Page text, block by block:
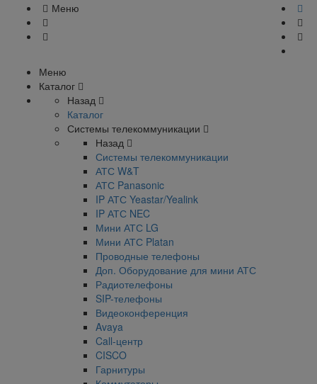
Меню
Меню
Каталог
Назад
Каталог
Системы телекоммуникации
Назад
Системы телекоммуникации
АТС W&T
АТС Panasonic
IP АТС Yeastar/Yealink
IP АТС NEC
Мини АТС LG
Мини АТС Platan
Проводные телефоны
Доп. Оборудование для мини АТС
Радиотелефоны
SIP-телефоны
Видеоконференция
Avaya
Call-центр
CISCO
Гарнитуры